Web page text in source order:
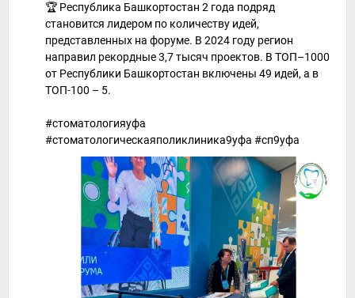
🏆 Республика Башкортостан 2 года подряд
становится лидером по количеству идей,
представленных на форуме. В 2024 году регион
направил рекордные 3,7 тысяч проектов. В ТОП–1000
от Республики Башкортостан включены 49 идей, а в
ТОП-100 – 5.
#стоматологияуфа
#стоматологическаяполиклиника9уфа #сп9уфа